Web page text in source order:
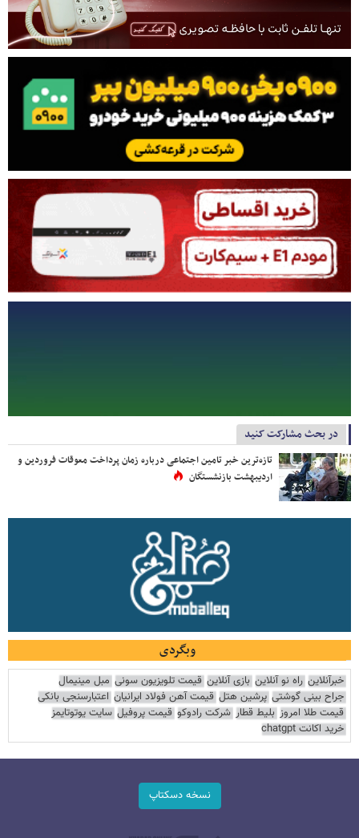
در بحث مشارکت کنید
تازه‌ترین خبر تامین اجتماعی درباره زمان پرداخت معوقات فروردین و
اردیبهشت بازنشستگان
وبگردی
خبرآنلاین راه نو آنلاین بازی آنلاین قیمت تلویزیون سونی مبل مینیمال
جراح بینی گوشتی پرشین هتل قیمت آهن فولاد ایرانیان اعتبارسنجی بانکی
قیمت طلا امروز بلیط قطار شرکت رادوکو قیمت پروفیل سایت یوتوتایمز
خرید اکانت chatgpt
نسخه دسکتاپ